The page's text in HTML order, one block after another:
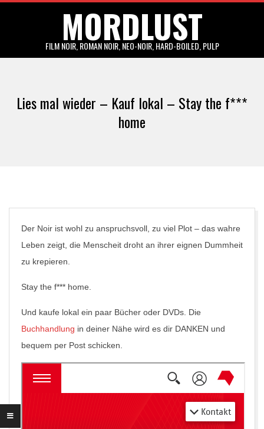
MORDLUST
FILM NOIR, ROMAN NOIR, NEO-NOIR, HARD-BOILED, PULP
MenuLies mal wieder – Kauf lokal – Stay the f***
home
Der Noir ist wohl zu anspruchsvoll, zu viel Plot – das wahre
Leben zeigt, die Menscheit droht an ihrer eignen Dummheit
zu krepieren.
Stay the f*** home.
Und kaufe lokal ein paar Bücher oder DVDs. Die
Buchhandlung in deiner Nähe wird es dir DANKEN und
bequem per Post schicken.